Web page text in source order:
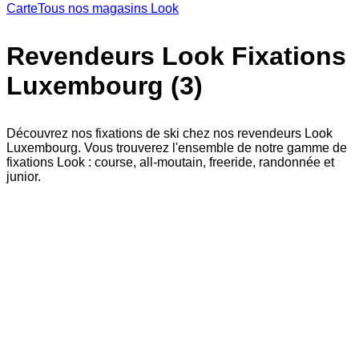
CarteTous nos magasins Look
Revendeurs Look Fixations
Luxembourg (3)
Découvrez nos fixations de ski chez nos revendeurs Look
Luxembourg. Vous trouverez l'ensemble de notre gamme de
fixations Look : course, all-moutain, freeride, randonnée et
junior.